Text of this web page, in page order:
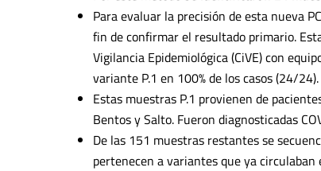
Para evaluar la precisión de esta nueva
fin de confirmar el resultado primario.
Vigilancia Epidemiológica (CiVE) con
variante P.1 en 100% de los casos (24/24).
Estas muestras P.1 provienen de
Bentos y Salto. Fueron diagnosticadas
De las 151 muestras restantes se
pertenecen a variantes que ya circulaban